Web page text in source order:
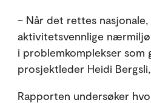
– Når det rettes
aktivitetsvennlige nærmiljø
i problemkomplekser som
prosjektleder Heidi
Rapporten undersøker